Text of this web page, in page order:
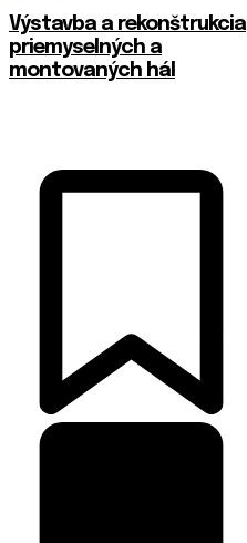
Výstavba a rekonštrukcia
priemyselných a
montovaných hál